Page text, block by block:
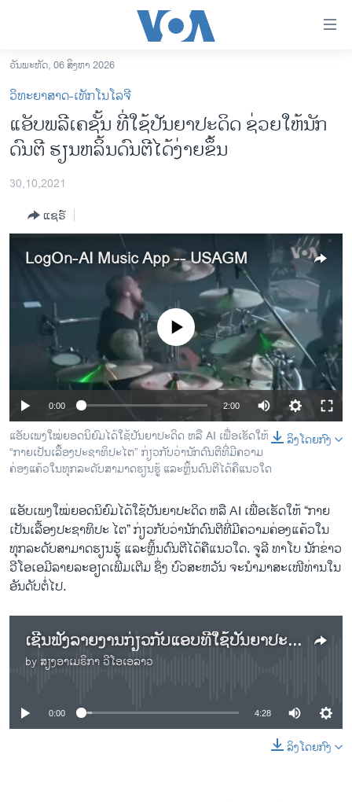
ເຂົ້າ
ຫາ
ຂ້າມ
ຂ້າມ
ຫາ
ລາວ
ອາເມຣິກາ
ການເລືອກຕັ້ງ ປະທານາທີບໍດີ ສະຫະລັດ 2024
ຂ່າວ​ຈີນ
ໂລກ
ເອເຊຍ
ອິດສະຫຼະພາບດ້ານການຂ່າວ
ຊີວິດຊາວລາວ
ຊຸມຊົນຊາວລາວ
ວິທະຍາສາດ-ເທັກໂນໂລຈີ
ທຸລະກິດ
ພາສາອັງກິດ
ວີດີໂອ
ສຽງ
ລາຍການກະຈາຍສຽງ
ລາຍງານ
ຕິດຕາມພວກເຮົາ ທີ່
ພາສາຕ່າງໆ
ວັນພະຫັດ, 06 ສິງຫາ 2026
ວິທະຍາສາດ-ເທັກໂນໂລຈີ
ແອັບພລີເຄຊັ້ນ ທີ່ໃຊ້ປັນຍາປະດິດ ຊ່ວຍໃຫ້ນັກ
ດົນຕີ ຮຽນຫລິ້ນດົນຕີໄດ້ງ່າຍຂຶ້ນ
30,10,2021
ແຊຣ໌
LogOn-AI Music App -- USAGM
No media source currently available
0:00 2:00
ລິງໂດຍກົງ
ແອັບ​ເພງໃໝ່ຍອດນິຍົມ​ໄດ້ໃຊ້ປັນຍາປະດິດ ຫລື AI ເພື່ອເຮັດໃຫ້
“ກາຍ​ເປັນ​ເລື້ອງປະຊາທິປະໄຕ” ກ່ຽວ​ກັບວ່ານັກດົນຕີທີ່ມີ​ຄວາມ​
ຄ່ອງ​ແຄ້ວໃນທຸກລະດັບສາ​ມາດຮຽນຮູ້ ແລະຫຼິ້ນດົນຕີໄດ້ຄື​ແນວ​ໃດ
ແອັບ​ເພງໃໝ່ຍອດນິຍົມ​ໄດ້ໃຊ້ປັນຍາປະດິດ ຫລື AI ເພື່ອເຮັດໃຫ້ “ກາຍ​
ເປັນ​ເລື້ອງປະຊາທິປະ ໄຕ” ກ່ຽວ​ກັບວ່ານັກດົນຕີທີ່ມີ​ຄວາມ​ຄ່ອງ​ແຄ້ວໃນ
ທຸກລະດັບສາ​ມາດຮຽນຮູ້ ແລະຫຼິ້ນດົນຕີໄດ້ຄື​ແນວ​ໃດ. ຈູລີ ທາໂບ ນັກ​ຂ່າວ​
ວີ​ໂອ​ເອມີ​ລາຍລະ​ອຽດເພີ່ມ​ເຕີມ ຊຶ່ງ​ ບົວ​ສະ​ຫວັນ ຈະ​ນຳ​ມາ​ສະ​ເໜີ​ທ່ານ​ໃນ​
ອັນ​ດັບ​ຕໍ່​ໄປ.
ເຊີນ​ຟັງ​ລາຍ​ງານ​ກ່ຽວ​ກັບ​ແອບ​ທີ່​ໃຊ້​ປັນ​ຍາ​ປະ​ດິດເຮັດ​ດົນ​ຕີ​ໄດ້
by ສຽງອາເມຣິກາ ວີໂອເອລາວ
No media source currently available
0:00 4:28
ລິງໂດຍກົງ